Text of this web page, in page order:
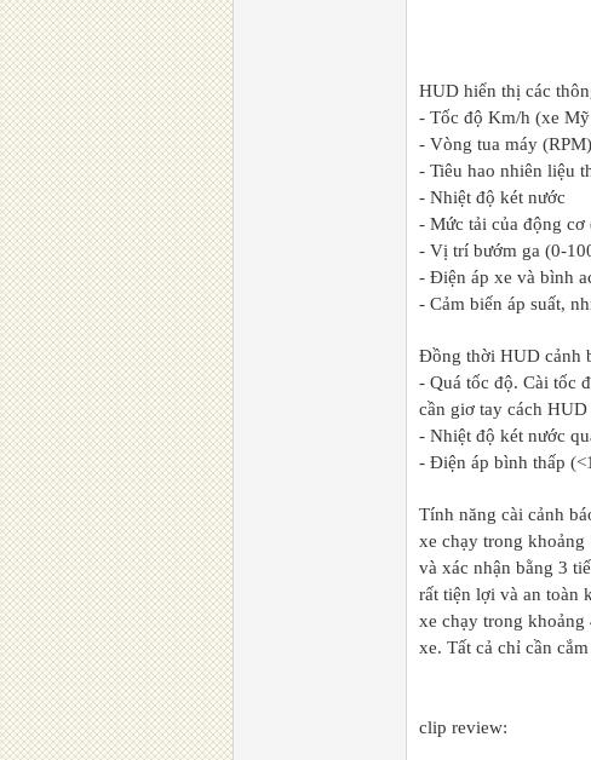
HUD hiển thị các
- Tốc độ Km/h (xe
- Vòng tua máy (RPM)
- Tiêu hao nhiên liệu
- Nhiệt độ két nước
- Mức tải của động cơ
- Vị trí bướm ga (0-
- Điện áp xe và bình
- Cảm biến áp suất,
Đồng thời HUD cảnh
- Quá tốc độ. Cài tốc
cần giơ tay cách
- Nhiệt độ két nước
- Điện áp bình thấp
Tính năng cài cảnh
xe chạy trong
và xác nhận bằng 3
rất tiện lợi và an toàn
xe chạy trong
xe. Tất cả chỉ cần
clip review: